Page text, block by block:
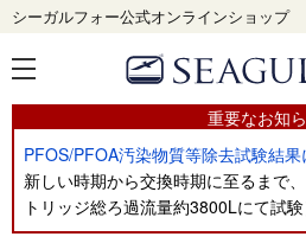
シーガルフォー公式オンラインショップ
重要なお知
PFOS/PFOA汚染物質等除去試験結果
新しい時期から交換時期に至るまで
トリッジ総ろ過流量約3800Lにて試験